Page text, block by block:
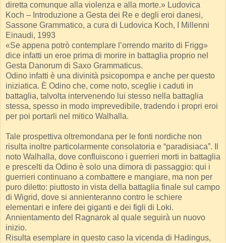
diretta comunque alla violenza e alla morte.» Ludovica
Koch – Introduzione a Gesta dei Re e degli eroi danesi,
Sassone Grammatico, a cura di Ludovica Koch, I Millenni
Einaudi, 1993
«Se appena potrò contemplare l’orrendo marito di Frigg»
dice infatti un eroe prima di morire in battaglia proprio nel
Gesta Danorum di Saxo Grammaticus.
Odino infatti è una divinità psicopompa e anche per questo
iniziatica. È Odino che, come noto, sceglie i caduti in
battaglia, talvolta intervenendo lui stesso nella battaglia
stessa, spesso in modo imprevedibile, tradendo i propri eroi
per poi portarli nel mitico Walhalla.
Tale prospettiva oltremondana per le fonti nordiche non
risulta inoltre particolarmente consolatoria e “paradisiaca”. Il
noto Walhalla, dove confluiscono i guerrieri morti in battaglia
e prescelti da Odino è solo una dimora di passaggio: qui i
guerrieri continuano a combattere e mangiare, ma non per
puro diletto: piuttosto in vista della battaglia finale sul campo
di Wigrid, dove si annienteranno contro le schiere
elementari e infere dei giganti e dei figli di Loki.
Annientamento del Ragnarok al quale seguirà un nuovo
inizio.
Risulta esemplare in questo caso la vicenda di Hadingus,